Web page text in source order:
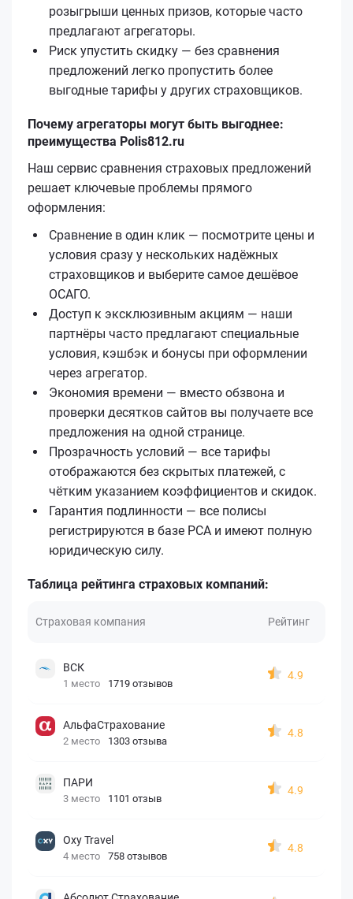
розыгрыши ценных призов, которые часто
предлагают агрегаторы.
Риск упустить скидку — без сравнения
предложений легко пропустить более
выгодные тарифы у других страховщиков.
Почему агрегаторы могут быть выгоднее:
преимущества Polis812.ru
Наш сервис сравнения страховых предложений
решает ключевые проблемы прямого
оформления:
Сравнение в один клик — посмотрите цены и
условия сразу у нескольких надёжных
страховщиков и выберите самое дешёвое
ОСАГО.
Доступ к эксклюзивным акциям — наши
партнёры часто предлагают специальные
условия, кэшбэк и бонусы при оформлении
через агрегатор.
Экономия времени — вместо обзвона и
проверки десятков сайтов вы получаете все
предложения на одной странице.
Прозрачность условий — все тарифы
отображаются без скрытых платежей, с
чётким указанием коэффициентов и скидок.
Гарантия подлинности — все полисы
регистрируются в базе РСА и имеют полную
юридическую силу.
Таблица рейтинга страховых компаний:
Страховая компания Рейтинг
ВСК
1 место 1719 отзывов
4.9
АльфаСтрахование
2 место 1303 отзыва
4.8
ПАРИ
3 место 1101 отзыв
4.9
Oxy Travel
4 место 758 отзывов
4.8